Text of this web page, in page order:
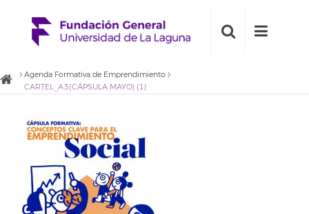
Agenda Formativa de Emprendimiento
CARTEL_A3(CÁPSULA MAYO) (1)